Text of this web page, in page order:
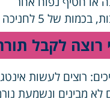
של 5 לחניכה
לקבל
רוצים לעשות
מבינים ונשמעת